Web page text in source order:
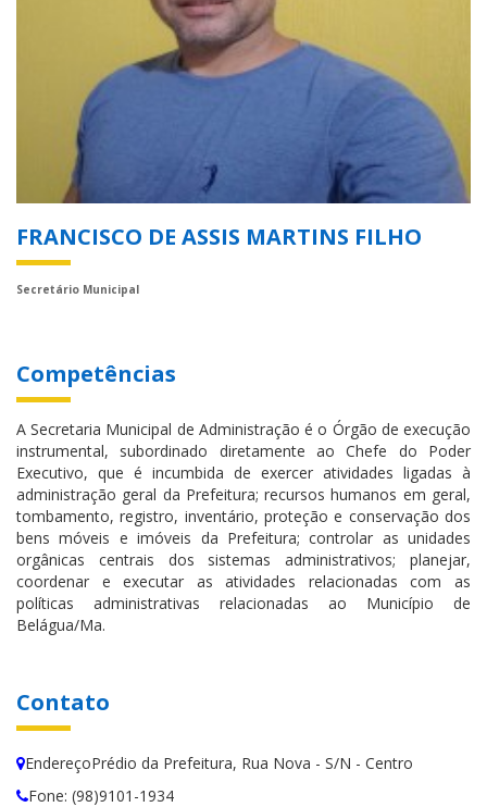
FRANCISCO DE ASSIS MARTINS FILHO
Secretário Municipal
Competências
A Secretaria Municipal de Administração é o Órgão de execução
instrumental, subordinado diretamente ao Chefe do Poder
Executivo, que é incumbida de exercer atividades ligadas à
administração geral da Prefeitura; recursos humanos em geral,
tombamento, registro, inventário, proteção e conservação dos
bens móveis e imóveis da Prefeitura; controlar as unidades
orgânicas centrais dos sistemas administrativos; planejar,
coordenar e executar as atividades relacionadas com as
políticas administrativas relacionadas ao Município de
Belágua/Ma.
Contato
EndereçoPrédio da Prefeitura, Rua Nova - S/N - Centro
Fone: (98)9101-1934